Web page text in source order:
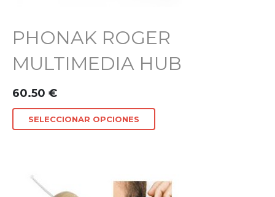
PHONAK ROGER
MULTIMEDIA HUB
60.50 €
SELECCIONAR OPCIONES